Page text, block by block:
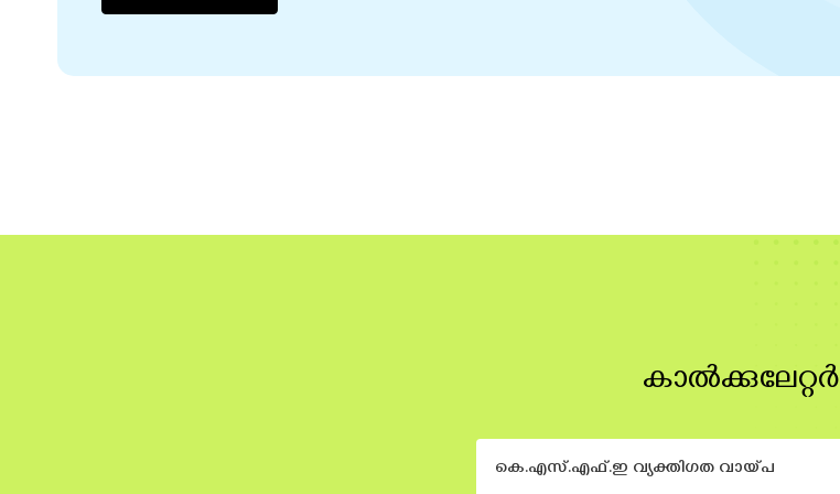
കാൽക്കുലേറ്റർ
കെ.എസ്.എഫ്.ഇ വ്യക്തിഗത വായ്പ